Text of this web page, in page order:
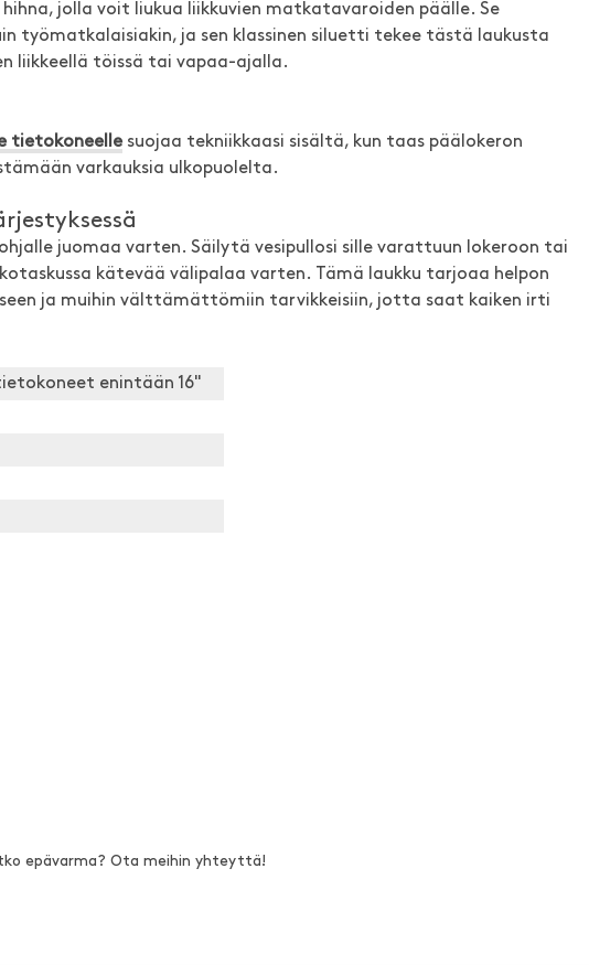
hihna, jolla voit liukua liikkuvien matkatavaroiden päälle. Se
työmatkalaisiakin, ja sen klassinen siluetti tekee tästä laukusta
liikkeellä töissä tai vapaa-ajalla.
tietokoneelle suojaa tekniikkaasi sisältä, kun taas päälokeron
varkauksia ulkopuolelta.
juomaa varten. Säilytä vesipullosi sille varattuun lokeroon tai
kätevää välipalaa varten. Tämä laukku tarjoaa helpon
ja muihin välttämättömiin tarvikkeisiin, jotta saat kaiken irti
enintään 16"
epävarma? Ota meihin yhteyttä!